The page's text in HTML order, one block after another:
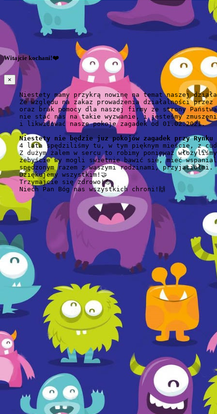
Witajcie kochani!❤️
×
Niestety mamy przykrą nowinę na temat naszej
Ze względu na zakaz prowadzenia działalności przez
oraz brak pomocy dla naszej firmy ze strony
nie stać nas na takie wyzwanie, i jesteśmy
    i likwidować nasze pokoje zagadek od 01.02.2021.
Niestety nie będzie juz pokojów zagadek przy Rynku
4 lata spędziliśmy tu, w tym pięknym mieście, z
Z dużym żalem w sercu to robimy ponieważ
żebyście wy mogli swietnie bawić sie, mieć
spędzonym razem z waszymi rodzinami, przyjaciółmi.
    Dziękujemy wszystkim!🤝
    Trzymajcie się zdrowo!💪
    Niech Pan Bóg nas wszystkich chroni!🙌